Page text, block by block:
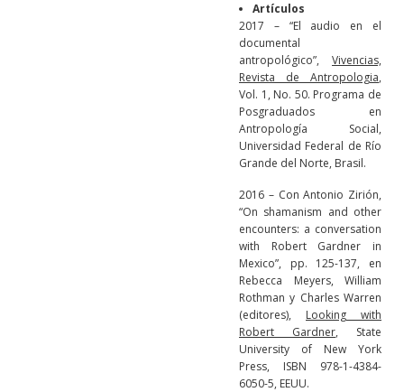
Artículos
2017 – “El audio en el
documental
antropológico”, Vivencias,
Revista de Antropologia,
Vol. 1, No. 50. Programa de
Posgraduados en
Antropología Social,
Universidad Federal de Río
Grande del Norte, Brasil.
2016 – Con Antonio Zirión,
“On shamanism and other
encounters: a conversation
with Robert Gardner in
Mexico”, pp. 125-137, en
Rebecca Meyers, William
Rothman y Charles Warren
(editores), Looking with
Robert Gardner, State
University of New York
Press, ISBN 978-1-4384-
6050-5, EEUU.